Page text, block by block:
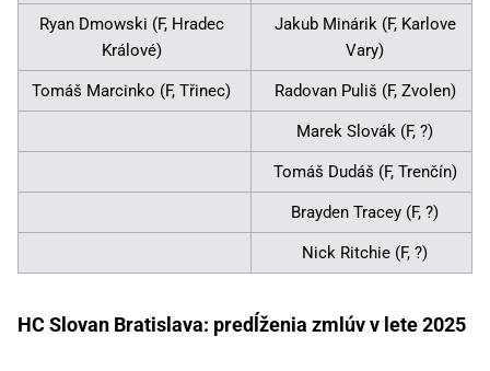
Ryan Dmowski (F, Hradec
Králové)
Jakub Minárik (F, Karlove
Vary)
Tomáš Marcinko (F, Třinec) Radovan Puliš (F, Zvolen)
Marek Slovák (F, ?)
Tomáš Dudáš (F, Trenčín)
Brayden Tracey (F, ?)
Nick Ritchie (F, ?)
HC Slovan Bratislava: predĺženia zmlúv v lete 2025